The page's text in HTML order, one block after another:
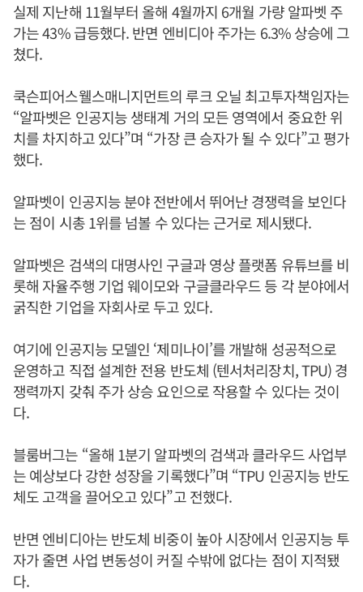
실제 지난해 11월부터 올해 4월까지 6개월 가량 알파벳 주
가는 43% 급등했다. 반면 엔비디아 주가는 6.3% 상승에 그
쳤다.
쿡슨피어스웰스매니지먼트의 루크 오닐 최고투자책임자는
“알파벳은 인공지능 생태계 거의 모든 영역에서 중요한 위
치를 차지하고 있다”며 “가장 큰 승자가 될 수 있다”고 평가
했다.
알파벳이 인공지능 분야 전반에서 뛰어난 경쟁력을 보인다
는 점이 시총 1위를 넘볼 수 있다는 근거로 제시됐다.
알파벳은 검색의 대명사인 구글과 영상 플랫폼 유튜브를 비
롯해 자율주행 기업 웨이모와 구글클라우드 등 각 분야에서
굵직한 기업을 자회사로 두고 있다.
여기에 인공지능 모델인 ‘제미나이’를 개발해 성공적으로
운영하고 직접 설계한 전용 반도체 (텐서처리장치, TPU) 경
쟁력까지 갖춰 주가 상승 요인으로 작용할 수 있다는 것이
다.
블룸버그는 “올해 1분기 알파벳의 검색과 클라우드 사업부
는 예상보다 강한 성장을 기록했다”며 “TPU 인공지능 반도
체도 고객을 끌어오고 있다”고 전했다.
반면 엔비디아는 반도체 비중이 높아 시장에서 인공지능 투
자가 줄면 사업 변동성이 커질 수밖에 없다는 점이 지적됐
다.